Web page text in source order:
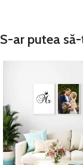
S-ar putea